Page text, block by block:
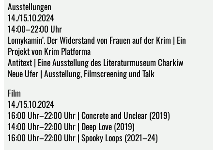
Ausstellungen
14./15.10.2024
14:00–22:00 Uhr
Lomykamin’. Der Widerstand von Frauen auf der Krim | Ein
Projekt von Krim Platforma
Antitext | Eine Ausstellung des Literaturmuseum Charkiw
Neue Ufer | Ausstellung, Filmscreening und Talk
Film
14./15.10.2024
16:00 Uhr–22:00 Uhr | Concrete and Unclear (2019)
14:00 Uhr–22:00 Uhr | Deep Love (2019)
16:00 Uhr–22:00 Uhr | Spooky Loops (2021–24)